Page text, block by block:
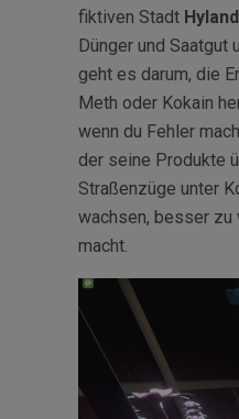
fiktiven Stadt
Dünger und
geht es darum, die
Meth oder Kokain
wenn du Fehler
der seine Produkte
Straßenzüge unter
wachsen, besser zu
macht.